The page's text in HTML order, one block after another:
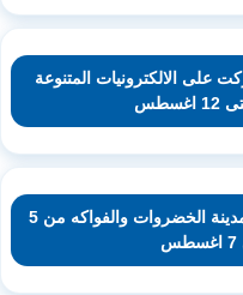
على الالكترونيات المتنوعة
عروض اسواق مزون ومدينة الخضروات والفواكه من 5